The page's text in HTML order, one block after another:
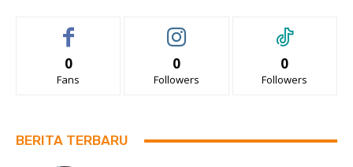
0
Fans
0
Followers
0
Followers
BERITA TERBARU